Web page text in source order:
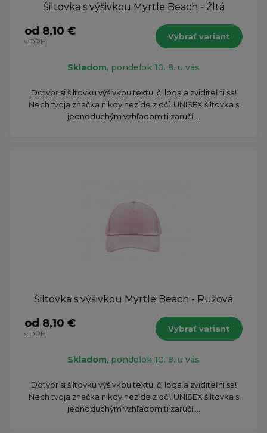
Šiltovka s výšivkou Myrtle Beach - Žltá
od 8,10 €
s DPH
Vybrať variant
Skladom, pondelok 10. 8. u vás
Dotvor si šiltovku výšivkou textu, či loga a zviditeľni sa!
Nech tvoja značka nikdy nezíde z očí. UNISEX šiltovka s
jednoduchým vzhľadom ti zaručí,...
Šiltovka s výšivkou Myrtle Beach - Ružová
od 8,10 €
s DPH
Vybrať variant
Skladom, pondelok 10. 8. u vás
Dotvor si šiltovku výšivkou textu, či loga a zviditeľni sa!
Nech tvoja značka nikdy nezíde z očí. UNISEX šiltovka s
jednoduchým vzhľadom ti zaručí,...